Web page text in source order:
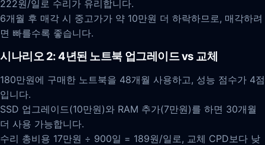
222원/일로 수리가 유리합니다.
6개월 후 매각 시 중고가가 약 10만원 더 하락하므로, 매각하려
면 빠를수록 좋습니다.
시나리오 2: 4년된 노트북 업그레이드 vs 교체
180만원에 구매한 노트북을 48개월 사용하고, 성능 점수가 4점
입니다.
SSD 업그레이드(10만원)와 RAM 추가(7만원)를 하면 30개월
더 사용 가능합니다.
수리 총비용 17만원 ÷ 900일 = 189원/일로, 교체 CPD보다 낮